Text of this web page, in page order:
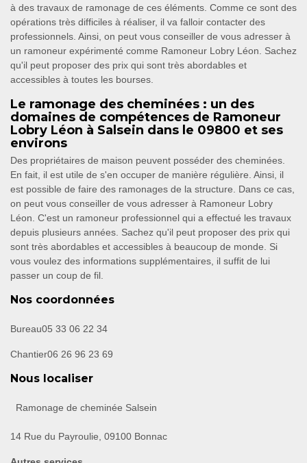
à des travaux de ramonage de ces éléments. Comme ce sont des
opérations très difficiles à réaliser, il va falloir contacter des
professionnels. Ainsi, on peut vous conseiller de vous adresser à
un ramoneur expérimenté comme Ramoneur Lobry Léon. Sachez
qu'il peut proposer des prix qui sont très abordables et
accessibles à toutes les bourses.
Le ramonage des cheminées : un des
domaines de compétences de Ramoneur
Lobry Léon à Salsein dans le 09800 et ses
environs
Des propriétaires de maison peuvent posséder des cheminées.
En fait, il est utile de s'en occuper de manière régulière. Ainsi, il
est possible de faire des ramonages de la structure. Dans ce cas,
on peut vous conseiller de vous adresser à Ramoneur Lobry
Léon. C'est un ramoneur professionnel qui a effectué les travaux
depuis plusieurs années. Sachez qu'il peut proposer des prix qui
sont très abordables et accessibles à beaucoup de monde. Si
vous voulez des informations supplémentaires, il suffit de lui
passer un coup de fil.
Nos coordonnées
Bureau05 33 06 22 34
Chantier06 26 96 23 69
Nous localiser
Ramonage de cheminée Salsein
14 Rue du Payroulie, 09100 Bonnac